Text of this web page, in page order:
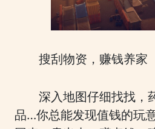
搜刮物资，赚钱养家
深入地图仔细找找，
品…你总能发现值钱的玩